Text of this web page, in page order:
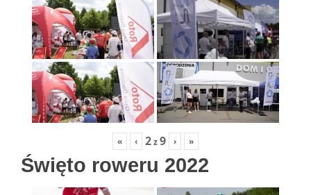
« ‹ 2z9 › »
Święto roweru 2022